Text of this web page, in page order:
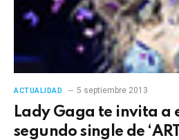
ACTUALIDAD 5 septiembre 2013
Lady Gaga te invita a
segundo single de